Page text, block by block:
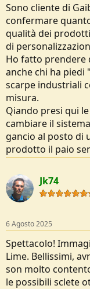
Sono cliente di
confermare
qualità dei
di
Ho fatto prendere
anche chi ha
scarpe industriali
misura.
Qiando presi qui
cambiare il
gancio al posto di
prodotto il paio
Jk74
6 Agosto 2025
Spettacolo!
Lime. Bellissimi,
son molto
le possibili sclete